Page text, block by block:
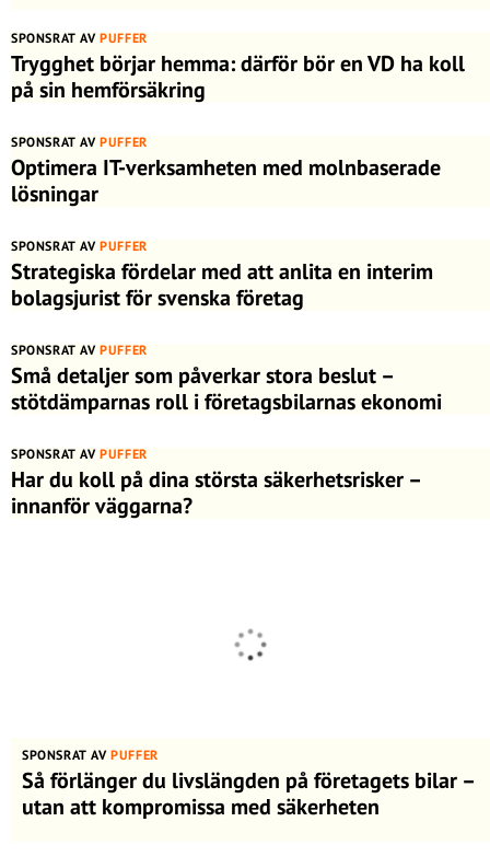
SPONSRAT AVPUFFER
Trygghet börjar hemma: därför bör en VD ha koll
på sin hemförsäkring
SPONSRAT AVPUFFER
Optimera IT-verksamheten med molnbaserade
lösningar
SPONSRAT AVPUFFER
Strategiska fördelar med att anlita en interim
bolagsjurist för svenska företag
SPONSRAT AVPUFFER
Små detaljer som påverkar stora beslut –
stötdämparnas roll i företagsbilarnas ekonomi
SPONSRAT AVPUFFER
Har du koll på dina största säkerhetsrisker –
innanför väggarna?
SPONSRAT AVPUFFER
Så förlänger du livslängden på företagets bilar –
utan att kompromissa med säkerheten